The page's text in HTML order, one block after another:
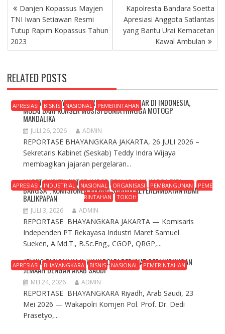
NAVIGASI
POSDanjen Kopassus Mayjen
TNI Iwan Setiawan Resmi
Tutup Rapim Kopassus Tahun
2023
Kapolresta Bandara Soetta
Apresiasi Anggota Satlantas
yang Bantu Urai Kemacetan
Kawal Ambulan
RELATED POSTS
APRESIASI BISNIS NASIONAL PEMERINTAHAN
SESKAB TEDDY SPILL DERETAN EVENT BESAR DI INDONESIA,
MULAI DARI KONSER MUSISI DUNIA HINGGA MOTOGP
MANDALIKA
JULI 26, 2026 ADMIN
REPORTASE BHAYANGKARA JAKARTA, 26 JULI 2026 –
Sekretaris Kabinet (Seskab) Teddy Indra Wijaya
membagikan jajaran pergelaran...
APRESIASI INDUSTRIAL NASIONAL ORGANISASI PEMBANGUNAN
PEME
RINTAHAN
TOKOH
MARET SUEKEN: “STOP IMPOR BBM ADALAH HARGA DIRI
BANGSA”, KOMISIONER REKIND SOROTI KETERLAMBATAN RDMP
BALIKPAPAN
JULI 3, 2026 ADMIN
REPORTASE BHAYANGKARA JAKARTA — Komisaris
Independen PT Rekayasa Industri Maret Samuel
Sueken, A.Md.T., B.Sc.Eng., CGOP, QRGP,...
APRESIASI BHAYANGKARA BISNIS NASIONAL PEMERINTAHAN
JELANG PUNCAK HAJI, WAKAPOLRI PERKUAT PERLINDUNGAN
JEMAAH DENGAN ARAB SAUDI
MEI 24, 2026 ADMIN
REPORTASE BHAYANGKARA Riyadh, Arab Saudi, 23
Mei 2026 — Wakapolri Komjen Pol. Prof. Dr. Dedi
Prasetyo,...